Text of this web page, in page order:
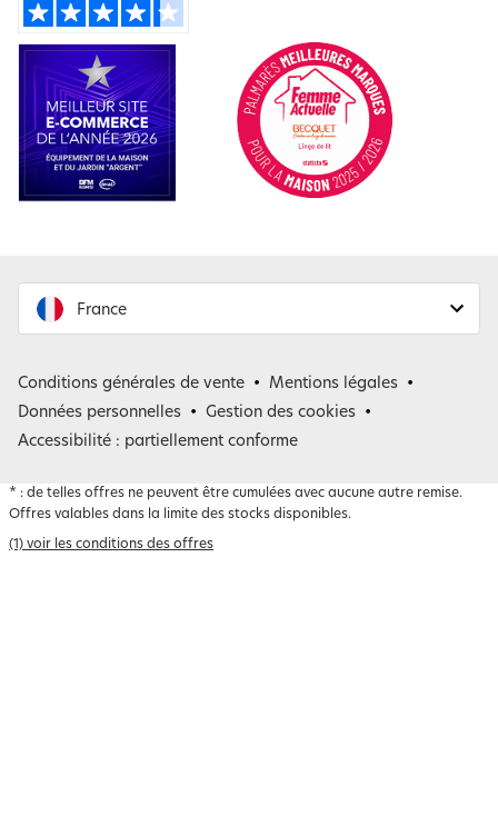
France
Belgique
Conditions générales de vente
Mentions légales
Données personnelles
Gestion des cookies
Accessibilité : partiellement conforme
* : de telles offres ne peuvent être cumulées avec aucune autre remise.
Offres valables dans la limite des stocks disponibles.
(1) voir les conditions des offres